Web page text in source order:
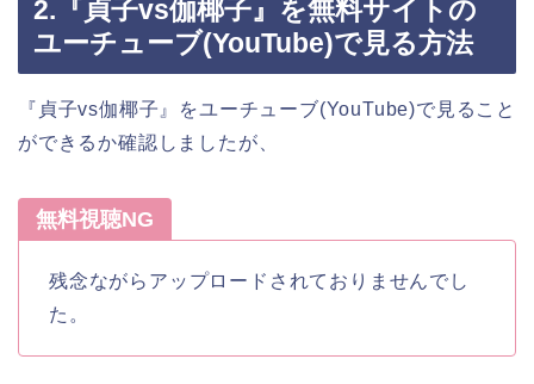
2.『貞子vs伽椰子』を無料サイトの
ユーチューブ(YouTube)で見る方法
『貞子vs伽椰子』をユーチューブ(YouTube)で見ること
ができるか確認しましたが、
無料視聴NG
残念ながらアップロードされておりませんでし
た。